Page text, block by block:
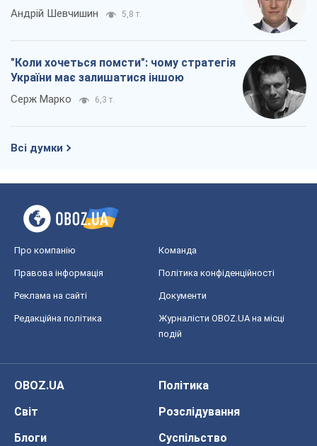
Андрій Шевчишин 5,8 т.
"Коли хочеться помсти": чому стратегія
України має залишатися іншою
Серж Марко 6,3 т.
Всі думки
Про компанію Команда
Правова інформація Політика конфіденційності
Реклама на сайті Документи
Редакційна політика
Журналісти OBOZ.UA на місці
подій
OBOZ.UA
Політика
Світ
Розслідування
Блоги
Суспільство